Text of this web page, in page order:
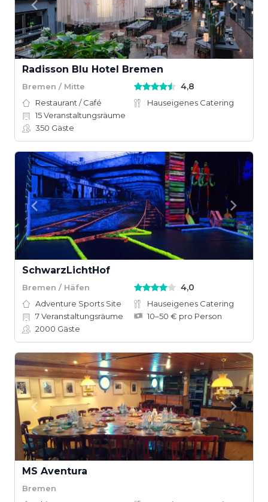
Radisson Blu Hotel Bremen
Bremen / Mitte 4,8
Restaurant / Café
Hauseigenes Catering
15Veranstaltungsräume
350 Gäste
SchwarzLichtHof
Bremen / Häfen 4,0
Adventure Sports Site
Hauseigenes Catering
7Veranstaltungsräume
10–50 € pro Person
2000 Gäste
MS Aventura
Bremen